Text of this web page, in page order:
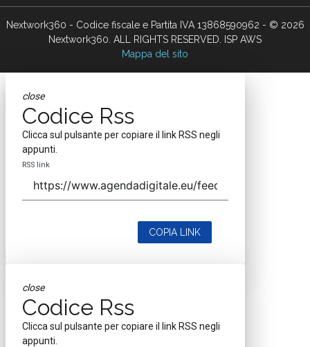
Nextwork360 - Codice fiscale e Partita IVA 13868590962 - © 2026
Nextwork360. ALL RIGHTS RESERVED. ISP AWS
Mappa del sito
close
Codice Rss
Clicca sul pulsante per copiare il link RSS negli
appunti.
RSS link
COPIA LINK
close
Codice Rss
Clicca sul pulsante per copiare il link RSS negli
appunti.